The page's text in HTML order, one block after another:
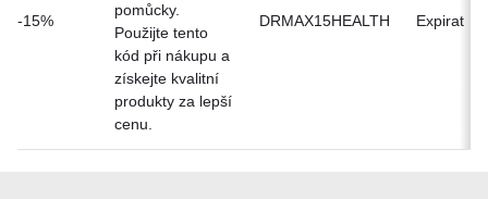
-15%
pomůcky.
Použijte tento
kód při nákupu a
získejte kvalitní
produkty za lepší
cenu.
DRMAX15HEALTH Expirat